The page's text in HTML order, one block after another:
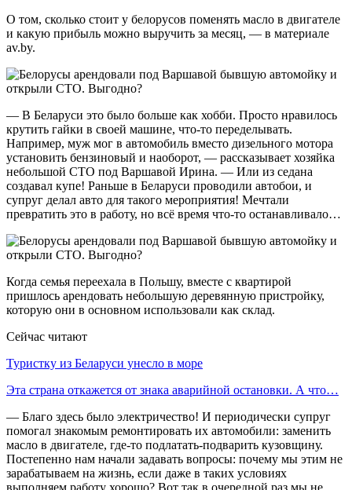
О том, сколько стоит у белорусов поменять масло в двигателе
и какую прибыль можно выручить за месяц, — в материале
av.by.
— В Беларуси это было больше как хобби. Просто нравилось
крутить гайки в своей машине, что-то переделывать.
Например, муж мог в автомобиль вместо дизельного мотора
установить бензиновый и наоборот, — рассказывает хозяйка
небольшой СТО под Варшавой Ирина. — Или из седана
создавал купе! Раньше в Беларуси проводили автобои, и
супруг делал авто для такого мероприятия! Мечтали
превратить это в работу, но всё время что-то останавливало…
Когда семья переехала в Польшу, вместе с квартирой
пришлось арендовать небольшую деревянную пристройку,
которую они в основном использовали как склад.
Сейчас читают
Туристку из Беларуси унесло в море
Эта страна откажется от знака аварийной остановки. А что…
— Благо здесь было электричество! И периодически супруг
помогал знакомым ремонтировать их автомобили: заменить
масло в двигателе, где-то подлатать-подварить кузовщину.
Постепенно нам начали задавать вопросы: почему мы этим не
зарабатываем на жизнь, если даже в таких условиях
выполняем работу хорошо? Вот так в очередной раз мы не